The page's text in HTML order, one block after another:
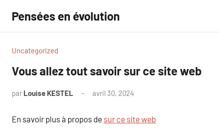
contenu
Pensées en évolution
Uncategorized
Vous allez tout savoir sur ce site web
par Louise KESTEL avril 30, 2024
En savoir plus à propos de sur ce site web